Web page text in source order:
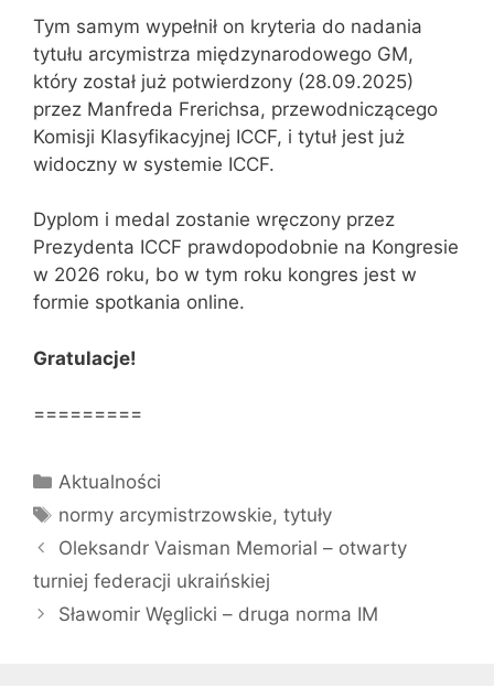
Tym samym wypełnił on kryteria do nadania
tytułu arcymistrza międzynarodowego GM,
który został już potwierdzony (28.09.2025)
przez Manfreda Frerichsa, przewodniczącego
Komisji Klasyfikacyjnej ICCF, i tytuł jest już
widoczny w systemie ICCF.
Dyplom i medal zostanie wręczony przez
Prezydenta ICCF prawdopodobnie na Kongresie
w 2026 roku, bo w tym roku kongres jest w
formie spotkania online.
Gratulacje!
=========
Kategorie
Aktualności
Tagi
normy arcymistrzowskie,tytuły
Oleksandr Vaisman Memorial – otwarty
turniej federacji ukraińskiej
Sławomir Węglicki – druga norma IM